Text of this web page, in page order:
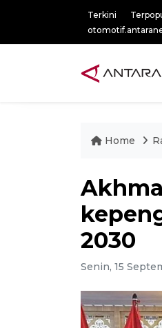
Terkini
Home
2030
Senin, 15